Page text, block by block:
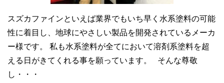
スズカファインといえば業界でもいち早く水系塗料の可能
性に着目し、地球にやさしい製品を開発されているメーカ
ー様です。 私も水系塗料が全てにおいて溶剤系塗料を超
える日がきてくれる事を願っています。 そんな尊敬
し・・・